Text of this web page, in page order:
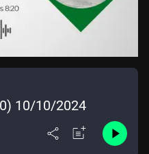
10/10/2024